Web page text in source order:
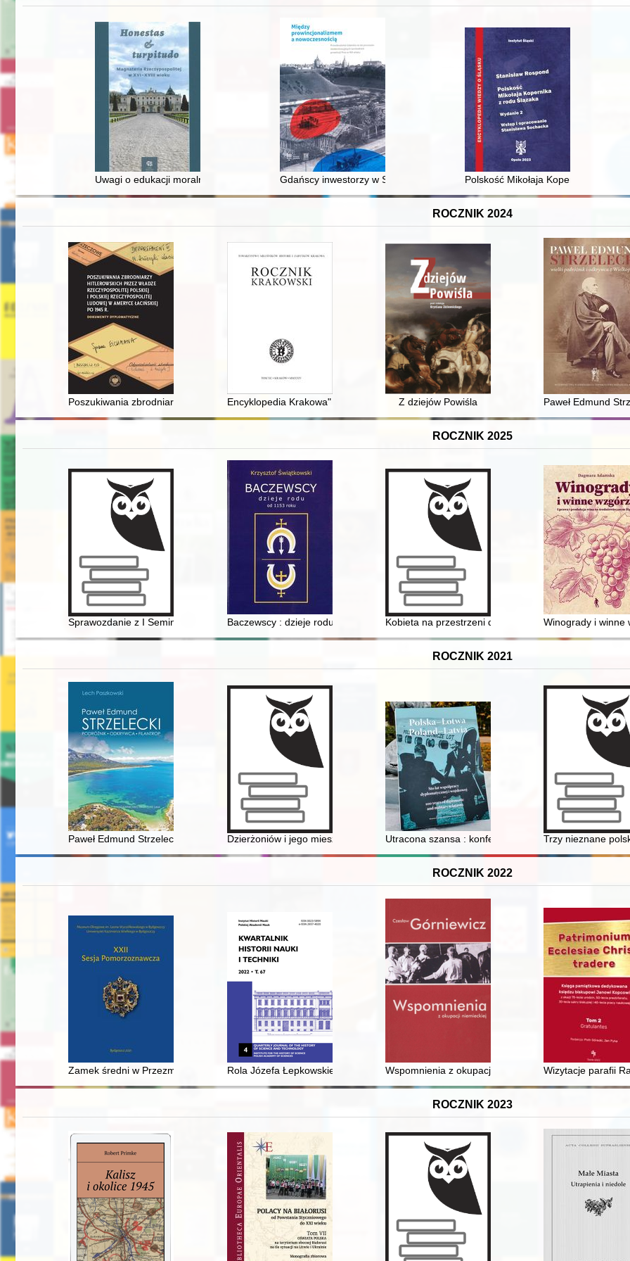
Uwagi o edukacji moralnej synów szlacheckich w XVI-wiecznej Rzeczypospolitej
Gdańscy inwestorzy w Sopocie : prestiż finansowy i towarzyski lokalnego
Polskość Mikołaja Kopernika z rodu
ROCZNIK 2024
Poszukiwania zbrodniarzy hitlerowskich przez władze Rzeczypospolitej Polskiej i Polskiej Rzeczypospolitej Ludowej w
Encyklopedia Krakowa" - frapująca lekturaZ dziejów Powiśla Paweł Edmund
ROCZNIK 2025
Sprawozdanie z I Seminarium warsztatowego - działania związane z realizacją projektu "Patriotki i obywatelki. Polki w
Baczewscy : dzieje rodu od 1153 rokuKobieta na przestrzeni dziejów. T. 7 Winogrady i winne
ROCZNIK 2021
Paweł Edmund Strzelecki : podróżnik - odkrywca - filantrop
Dzierżoniów i jego mieszkańcy. T. 4 Utracona szansa : konferencja państw Europy
Trzy nieznane
ROCZNIK 2022
Zamek średni w Przezmarku w świetle badań archeologicznych z 2019 i 2020 roku
Rola Józefa Łepkowskiego w pozyskaniu dla krakowskich instytucji zbiorów Karola
Wspomnienia z okupacji niemieckiej : pamiętnik
Wizytacje parafii
ROCZNIK 2023